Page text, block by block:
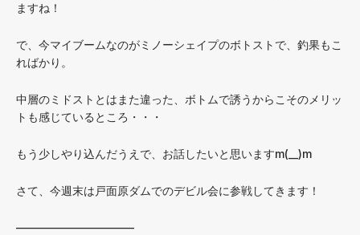
ますね！
で、今マイブームなのがミノーシェイプのボトストで、釣果もこ
ればかり。
中層のミドストとはまた違った、ボトムで誘うからこそのメリッ
トも感じているところ・・・
もう少しやり込んだうえで、お話したいと思いますm(__)m
さて、今週末は戸面原ダムでのデビル会に参戦してきます！
——————————–